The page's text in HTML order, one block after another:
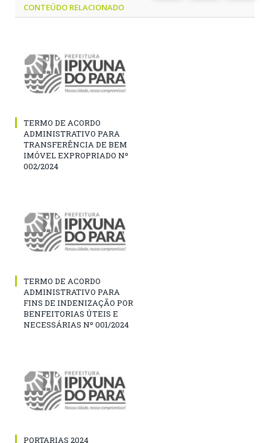
CONTEÚDO RELACIONADO
TERMO DE ACORDO
ADMINISTRATIVO PARA
TRANSFERÊNCIA DE BEM
IMÓVEL EXPROPRIADO Nº
002/2024
TERMO DE ACORDO
ADMINISTRATIVO PARA
FINS DE INDENIZAÇÃO POR
BENFEITORIAS ÚTEIS E
NECESSÁRIAS Nº 001/2024
PORTARIAS 2024